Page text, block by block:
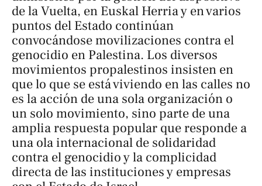
de la Vuelta, en Euskal Herria y en varios
puntos del Estado continúan
convocándose movilizaciones contra el
genocidio en Palestina. Los diversos
movimientos propalestinos insisten en
que lo que se está viviendo en las calles no
es la acción de una sola organización o
un solo movimiento, sino parte de una
amplia respuesta popular que responde a
una ola internacional de solidaridad
contra el genocidio y la complicidad
directa de las instituciones y empresas